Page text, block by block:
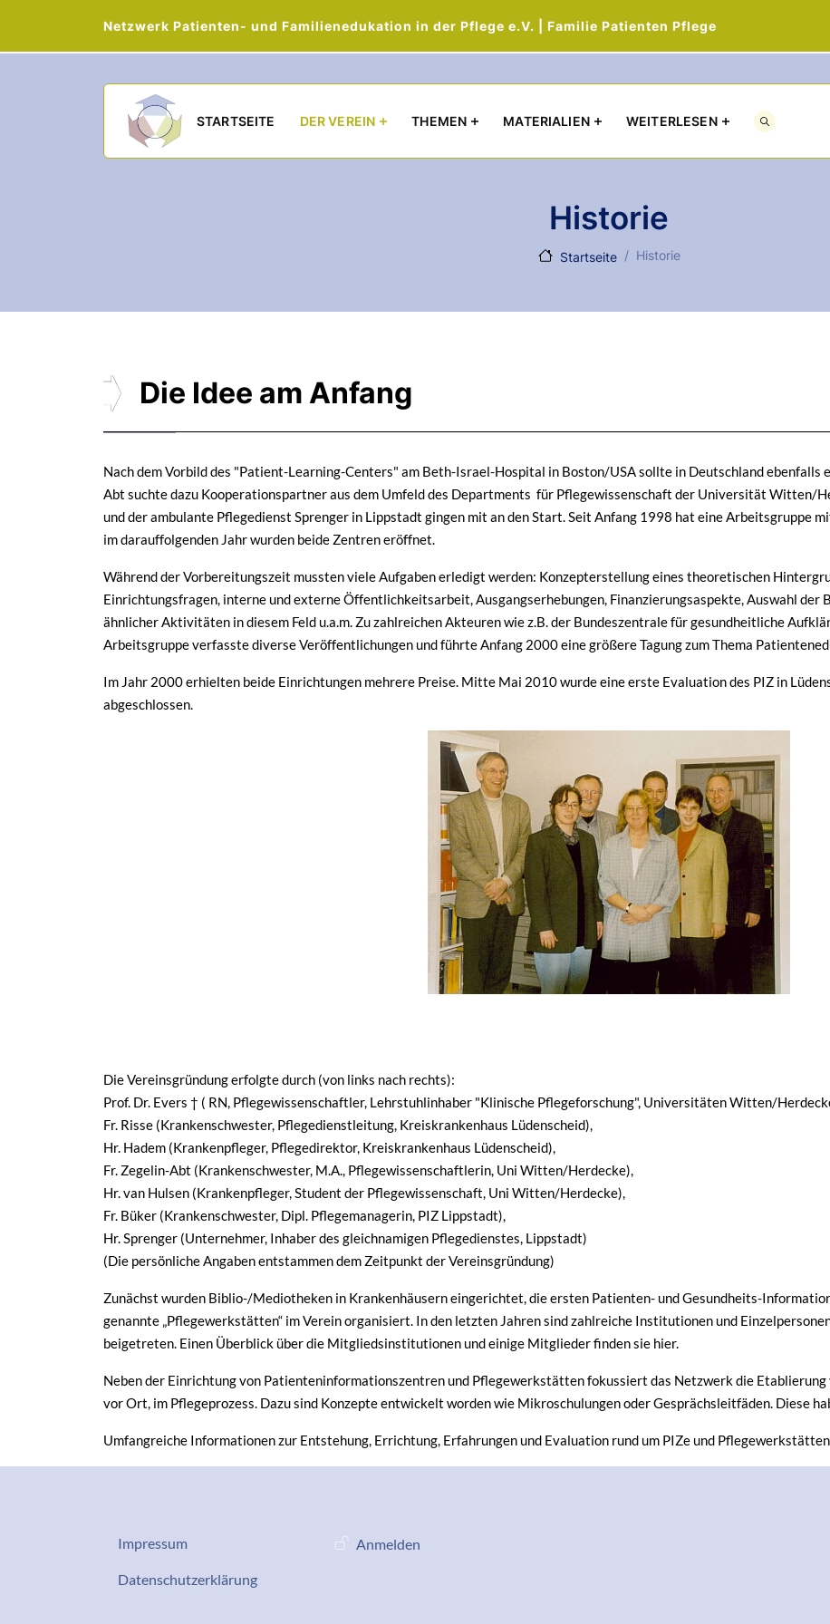
Netzwerk Patienten- und Familienedukation in der Pflege e.V. | Familie Patienten Pflege
STARTSEITE DER VEREIN THEMEN MATERIALIEN WEITERLESEN
Historie
Startseite Historie
Die Idee am Anfang
Nach dem Vorbild des "Patient-Learning-Centers" am Beth-Israel-Hospital in Boston/USA sollte in Deutschland ebenfalls
Abt suchte dazu Kooperationspartner aus dem Umfeld des Departments für Pflegewissenschaft der Universität Witten/
und der ambulante Pflegedienst Sprenger in Lippstadt gingen mit an den Start. Seit Anfang 1998 hat eine Arbeitsgruppe
im darauffolgenden Jahr wurden beide Zentren eröffnet.
Während der Vorbereitungszeit mussten viele Aufgaben erledigt werden: Konzepterstellung eines theoretischen
Einrichtungsfragen, interne und externe Öffentlichkeitsarbeit, Ausgangserhebungen, Finanzierungsaspekte, Auswahl der
ähnlicher Aktivitäten in diesem Feld u.a.m. Zu zahlreichen Akteuren wie z.B. der Bundeszentrale für gesundheitliche
Arbeitsgruppe verfasste diverse Veröffentlichungen und führte Anfang 2000 eine größere Tagung zum Thema
Im Jahr 2000 erhielten beide Einrichtungen mehrere Preise. Mitte Mai 2010 wurde eine erste Evaluation des PIZ in
abgeschlossen.
Die Vereinsgründung erfolgte durch (von links nach rechts):
Prof. Dr. Evers † ( RN, Pflegewissenschaftler, Lehrstuhlinhaber "Klinische Pflegeforschung", Universitäten Witten/
Fr. Risse (Krankenschwester, Pflegedienstleitung, Kreiskrankenhaus Lüdenscheid),
Hr. Hadem (Krankenpfleger, Pflegedirektor, Kreiskrankenhaus Lüdenscheid),
Fr. Zegelin-Abt (Krankenschwester, M.A., Pflegewissenschaftlerin, Uni Witten/Herdecke),
Hr. van Hulsen (Krankenpfleger, Student der Pflegewissenschaft, Uni Witten/Herdecke),
Fr. Büker (Krankenschwester, Dipl. Pflegemanagerin, PIZ Lippstadt),
Hr. Sprenger (Unternehmer, Inhaber des gleichnamigen Pflegedienstes, Lippstadt)
(Die persönliche Angaben entstammen dem Zeitpunkt der Vereinsgründung)
Zunächst wurden Biblio-/Mediotheken in Krankenhäusern eingerichtet, die ersten Patienten- und Gesundheits-
genannte „Pflegewerkstätten“ im Verein organisiert. In den letzten Jahren sind zahlreiche Institutionen und
beigetreten. Einen Überblick über die Mitgliedsinstitutionen und einige Mitglieder finden sie hier.
Neben der Einrichtung von Patienteninformationszentren und Pflegewerkstätten fokussiert das Netzwerk die
vor Ort, im Pflegeprozess. Dazu sind Konzepte entwickelt worden wie Mikroschulungen oder Gesprächsleitfäden. Diese
Umfangreiche Informationen zur Entstehung, Errichtung, Erfahrungen und Evaluation rund um PIZe und
Datenschutz-Impressum
Impressum
Services
Datenschutzerklärung
Benutzermenü
Anmelden